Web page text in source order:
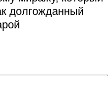
долгожданный